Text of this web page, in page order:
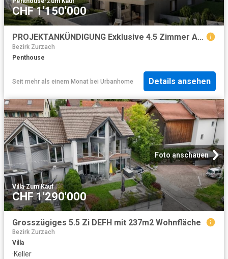
CHF 1'150'000
PROJEKTANKÜNDIGUNG Exklusive 4.5 Zimmer Attikawohnung mit grosszügiger Panoramaterrasse
Bezirk Zurzach
Penthouse
Seit mehr als einem Monat bei Urbanhome Details ansehen
Foto anschauen
Villa·Zum Kauf
CHF 1'290'000
Grosszügiges 5.5 Zi DEFH mit 237m2 Wohnfläche
Bezirk Zurzach
Villa
·Keller